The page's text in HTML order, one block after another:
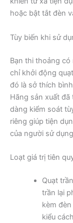
hoặc bật tắt đèn
Tùy biến khi sử
Bạn thi thoảng
chỉ khởi động
đó là sở thích
Hãng sản xuất
dàng kiểm soát
riêng giúp tiện
của người sử
Loạt giá trị tiên
Quạt
trần lại
kèm
kiểu